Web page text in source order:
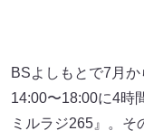
BSよしもとで7⽉
14:00〜18:00に4時
ミルラジ265』。そ